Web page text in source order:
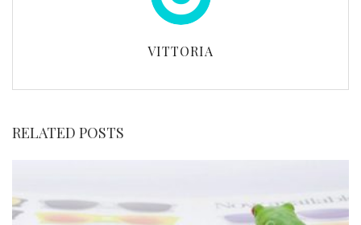
VITTORIA
RELATED POSTS